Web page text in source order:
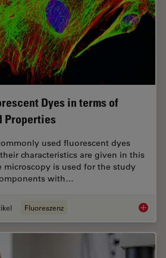
Dyes in terms of
Properties
used fluorescent dyes
characteristics are given in this
microscopy is used for the study
with…
Fluoreszenz